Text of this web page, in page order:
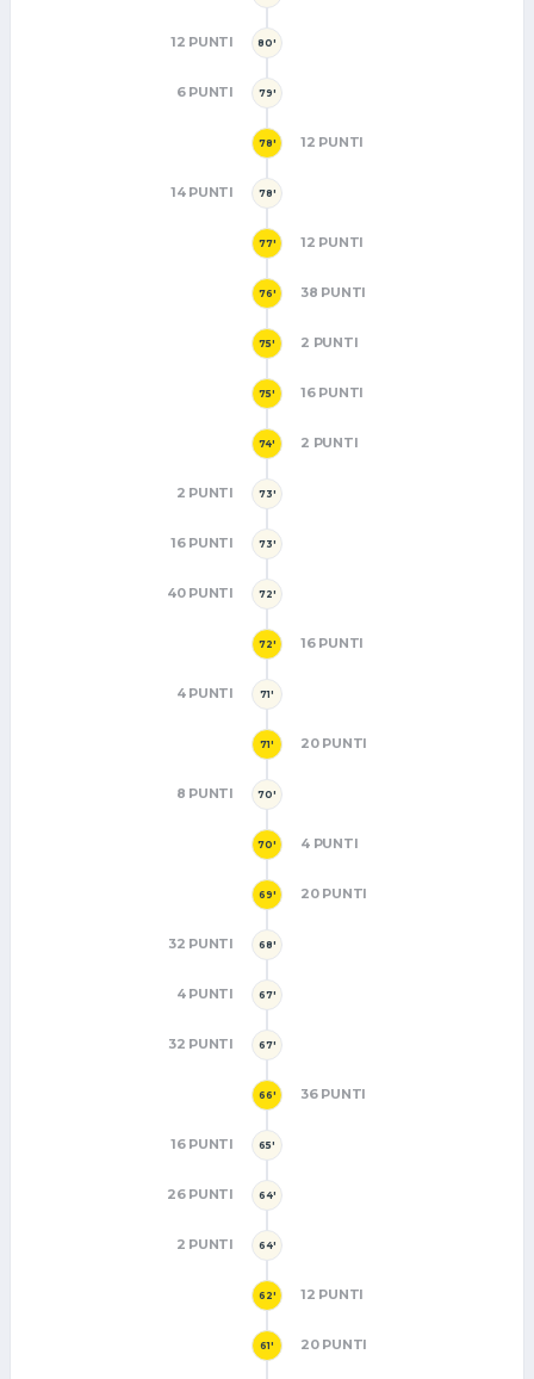
80'
12 PUNTI
79'
6 PUNTI
78' 12 PUNTI
78'
14 PUNTI
77' 12 PUNTI
76' 38 PUNTI
75' 2 PUNTI
75' 16 PUNTI
74' 2 PUNTI
73'
2 PUNTI
73'
16 PUNTI
72'
40 PUNTI
72' 16 PUNTI
71'
4 PUNTI
71' 20 PUNTI
70'
8 PUNTI
70' 4 PUNTI
69' 20 PUNTI
68'
32 PUNTI
67'
4 PUNTI
67'
32 PUNTI
66' 36 PUNTI
65'
16 PUNTI
64'
26 PUNTI
64'
2 PUNTI
62' 12 PUNTI
61' 20 PUNTI